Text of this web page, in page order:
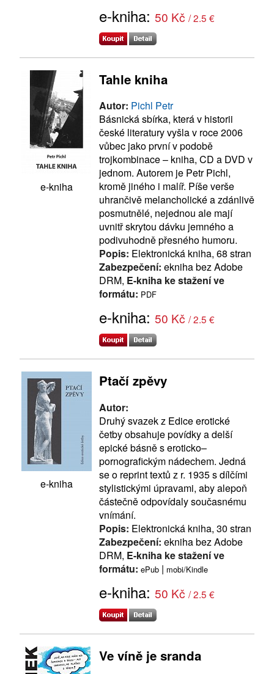
e-kniha: 50 Kč / 2.5 €
e-kniha
Tahle kniha
Autor: Pichl Petr
Básnická sbírka, která v historii
české literatury vyšla v roce 2006
vůbec jako první v podobě
trojkombinace – kniha, CD a DVD v
jednom. Autorem je Petr Pichl,
kromě jiného i malíř. Píše verše
uhrančivě melancholické a zdánlivě
posmutnělé, nejednou ale mají
uvnitř skrytou dávku jemného a
podivuhodně přesného humoru.
Popis: Elektronická kniha, 68 stran
Zabezpečení: ekniha bez Adobe
DRM, E-kniha ke stažení ve
formátu: PDF
e-kniha: 50 Kč / 2.5 €
e-kniha
Ptačí zpěvy
Autor:
Druhý svazek z Edice erotické
četby obsahuje povídky a delší
epické básně s eroticko–
pornografickým nádechem. Jedná
se o reprint textů z r. 1935 s dílčími
stylistickými úpravami, aby alepoň
částečně odpovídaly současnému
vnímání.
Popis: Elektronická kniha, 30 stran
Zabezpečení: ekniha bez Adobe
DRM, E-kniha ke stažení ve
formátu: ePub | mobi/Kindle
e-kniha: 50 Kč / 2.5 €
Ve víně je sranda